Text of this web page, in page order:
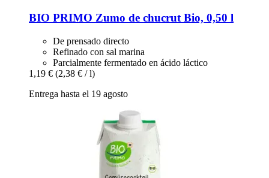
BIO PRIMO Zumo de chucrut Bio, 0,50 l
De prensado directo
Refinado con sal marina
Parcialmente fermentado en ácido láctico
1,19 € (2,38 € / l)
Entrega hasta el 19 agosto